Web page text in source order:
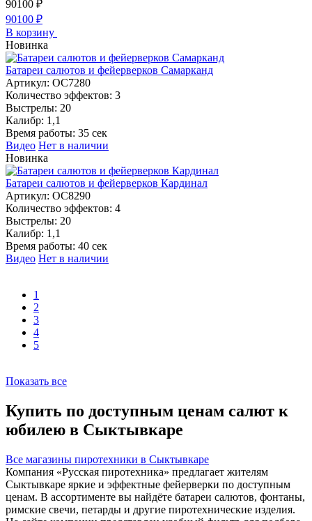
90100 ₽
90100 ₽
В корзину
Новинка
Батареи салютов и фейерверков Самарканд
Артикул: ОС7280
Количество эффектов: 3
Выстрелы: 20
Калибр: 1,1
Время работы: 35 сек
Видео Нет в наличии
Новинка
Батареи салютов и фейерверков Кардинал
Артикул: ОС8290
Количество эффектов: 4
Выстрелы: 20
Калибр: 1,1
Время работы: 40 сек
Видео Нет в наличии
1
2
3
4
5
Показать все
Купить по доступным ценам салют к
юбилею в Сыктывкаре
Все магазины пиротехники в Сыктывкаре
Компания «Русская пиротехника» предлагает жителям
Сыктывкаре яркие и эффектные фейерверки по доступным
ценам. В ассортименте вы найдёте батареи салютов, фонтаны,
римские свечи, петарды и другие пиротехнические изделия.